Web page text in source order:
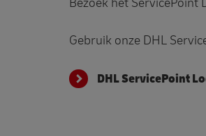
Gebruik onze DHL
DHL ServicePoint